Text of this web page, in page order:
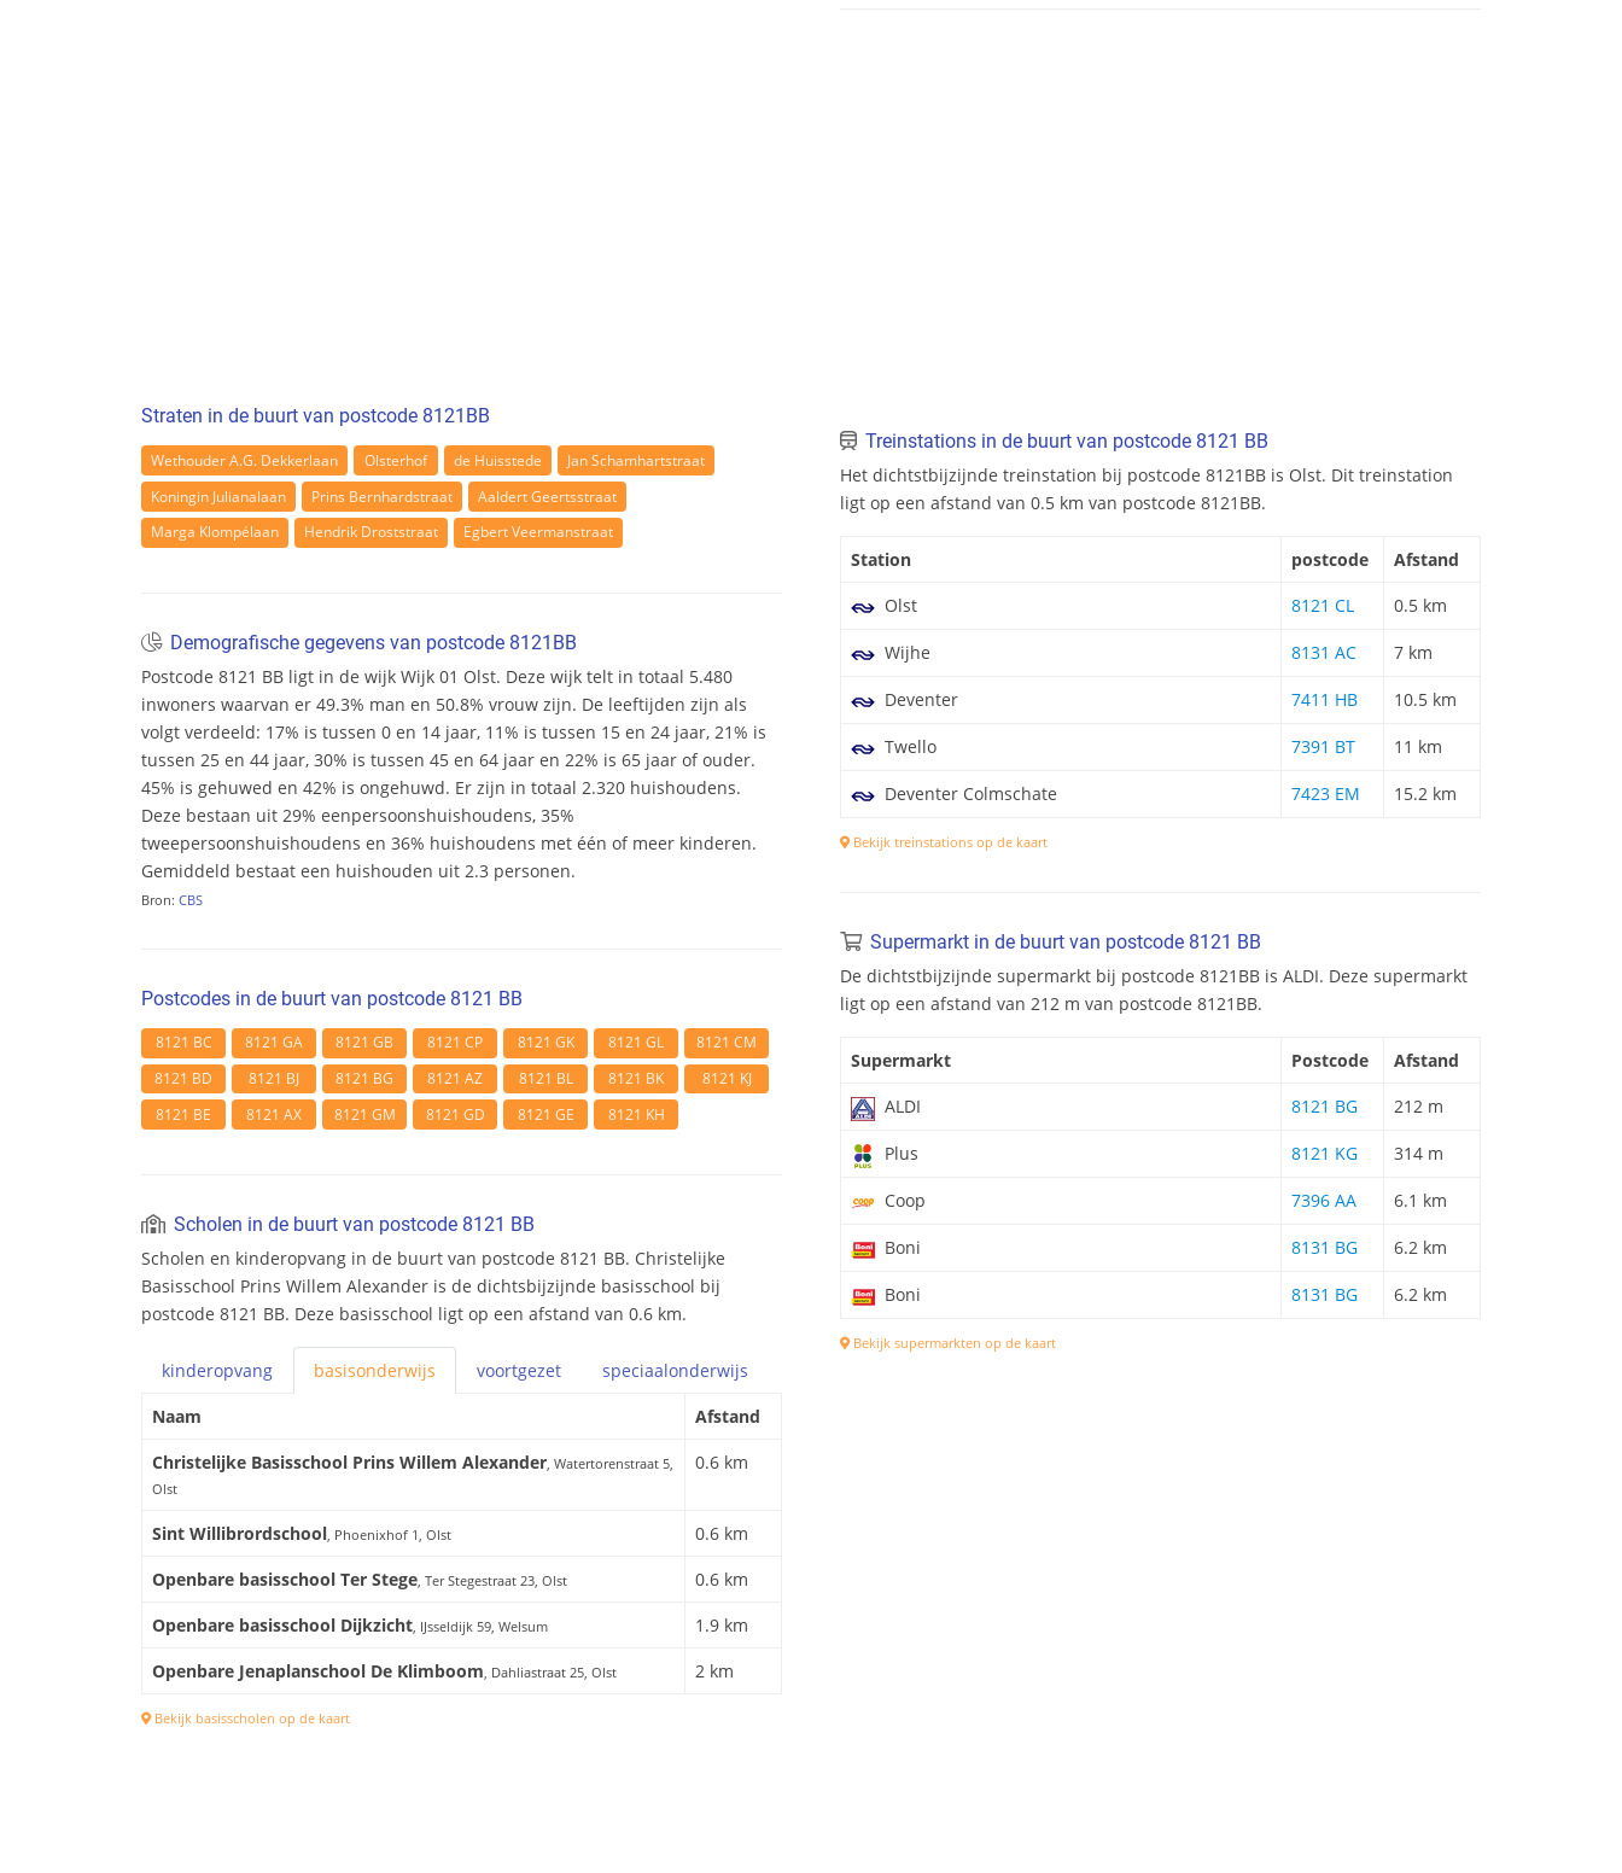
Straten in de buurt van postcode 8121BB
Wethouder A.G. Dekkerlaan Olsterhof de Huisstede
Jan Schamhartstraat
Koningin Julianalaan
Prins Bernhardstraat
Aaldert Geertsstraat
Marga Klompélaan
Hendrik Droststraat Egbert Veermanstraat
Demografische gegevens van postcode 8121BB
Postcode 8121 BB ligt in de wijk Wijk 01 Olst. Deze wijk telt in totaal 5.480
inwoners waarvan er 49.3% man en 50.8% vrouw zijn. De leeftijden zijn als
volgt verdeeld: 17% is tussen 0 en 14 jaar, 11% is tussen 15 en 24 jaar, 21% is
tussen 25 en 44 jaar, 30% is tussen 45 en 64 jaar en 22% is 65 jaar of ouder.
45% is gehuwed en 42% is ongehuwd. Er zijn in totaal 2.320 huishoudens.
Deze bestaan uit 29% eenpersoonshuishoudens, 35%
tweepersoonshuishoudens en 36% huishoudens met één of meer kinderen.
Gemiddeld bestaat een huishouden uit 2.3 personen.
Bron: CBS
Postcodes in de buurt van postcode 8121 BB
8121 BC 8121 GA 8121 GB 8121 CP 8121 GK 8121 GL
8121 CM
8121 BD
8121 BJ 8121 BG 8121 AZ 8121 BL 8121 BK
8121 KJ
8121 BE
8121 AX 8121 GM 8121 GD 8121 GE 8121 KH
Scholen in de buurt van postcode 8121 BB
Scholen en kinderopvang in de buurt van postcode 8121 BB. Christelijke
Basisschool Prins Willem Alexander is de dichtsbijzijnde basisschool bij
postcode 8121 BB. Deze basisschool ligt op een afstand van 0.6 km.
kinderopvang basisonderwijs voortgezet speciaalonderwijs
Naam
Afstand
Christelijke Basisschool Prins Willem Alexander, Watertorenstraat 5,
Olst
0.6 km
Sint Willibrordschool, Phoenixhof 1, Olst
0.6 km
Openbare basisschool Ter Stege, Ter Stegestraat 23, Olst
0.6 km
Openbare basisschool Dijkzicht, IJsseldijk 59, Welsum
1.9 km
Openbare Jenaplanschool De Klimboom, Dahliastraat 25, Olst 2 km
Bekijk basisscholen op de kaart
Treinstations in de buurt van postcode 8121 BB
Het dichtstbijzijnde treinstation bij postcode 8121BB is Olst. Dit treinstation
ligt op een afstand van 0.5 km van postcode 8121BB.
Station postcode
Afstand
Olst
8121 CL 0.5 km
Wijhe 8131 AC 7 km
Deventer 7411 HB 10.5 km
Twello 7391 BT 11 km
Deventer Colmschate 7423 EM 15.2 km
Bekijk treinstations op de kaart
Supermarkt in de buurt van postcode 8121 BB
De dichtstbijzijnde supermarkt bij postcode 8121BB is ALDI. Deze supermarkt
ligt op een afstand van 212 m van postcode 8121BB.
Supermarkt Postcode
Afstand
ALDI
8121 BG 212 m
Plus 8121 KG 314 m
Coop 7396 AA 6.1 km
Boni 8131 BG 6.2 km
Boni 8131 BG 6.2 km
Bekijk supermarkten op de kaart